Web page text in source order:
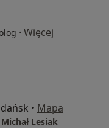
· Więcej
• Mapa
Lesiak